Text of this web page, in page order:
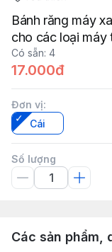
Bánh răng máy
cho các loại máy
Có sẵn: 4
17.000đ
Đơn vị:
Cái
Số lượng
Các sản phẩm,